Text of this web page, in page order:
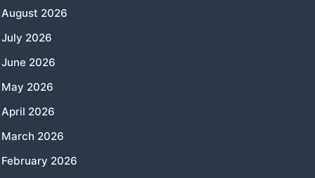
August 2026
July 2026
June 2026
May 2026
April 2026
March 2026
February 2026